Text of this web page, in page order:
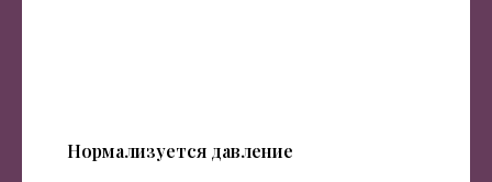
Нормализуется давление